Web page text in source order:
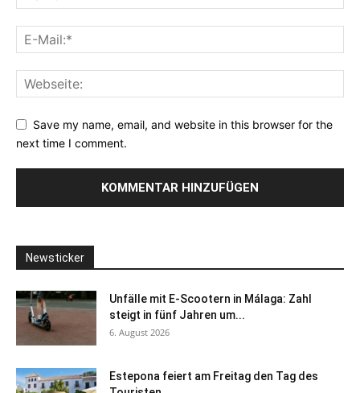
Save my name, email, and website in this browser for the
next time I comment.
Newsticker
Unfälle mit E-Scootern in Málaga: Zahl
steigt in fünf Jahren um...
6. August 2026
Estepona feiert am Freitag den Tag des